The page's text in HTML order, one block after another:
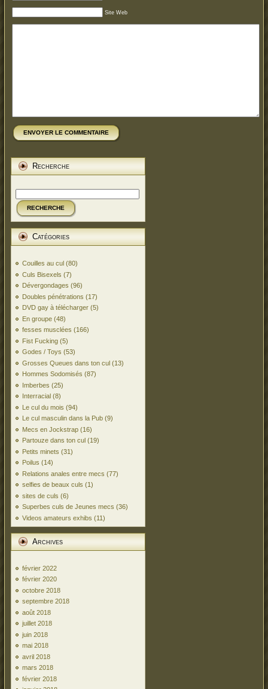
Site Web
ENVOYER LE COMMENTAIRE
Recherche
RECHERCHE
Catégories
Couilles au cul (80)
Culs Bisexels (7)
Dévergondages (96)
Doubles pénétrations (17)
DVD gay à télécharger (5)
En groupe (48)
fesses musclées (166)
Fist Fucking (5)
Godes / Toys (53)
Grosses Queues dans ton cul (13)
Hommes Sodomisés (87)
Imberbes (25)
Interracial (8)
Le cul du mois (94)
Le cul masculin dans la Pub (9)
Mecs en Jockstrap (16)
Partouze dans ton cul (19)
Petits minets (31)
Poilus (14)
Relations anales entre mecs (77)
selfies de beaux culs (1)
sites de culs (6)
Superbes culs de Jeunes mecs (36)
Videos amateurs exhibs (11)
Archives
février 2022
février 2020
octobre 2018
septembre 2018
août 2018
juillet 2018
juin 2018
mai 2018
avril 2018
mars 2018
février 2018